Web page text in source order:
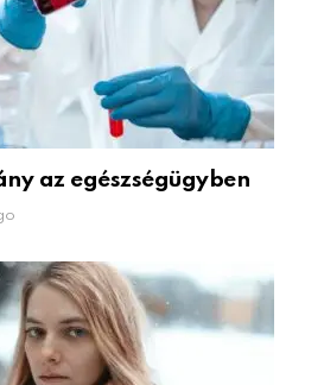
az egészségügyben